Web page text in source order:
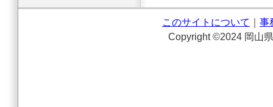
このサイトについて
事
Copyright ©2024 岡山